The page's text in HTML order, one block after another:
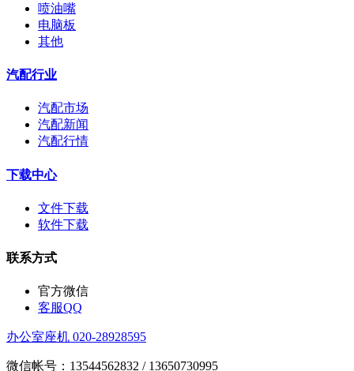
喷油嘴
电脑板
其他
汽配行业
汽配市场
汽配新闻
汽配行情
下载中心
文件下载
软件下载
联系方式
官方微信
客服QQ
办公室座机 020-28928595
微信帐号：13544562832 / 13650730995